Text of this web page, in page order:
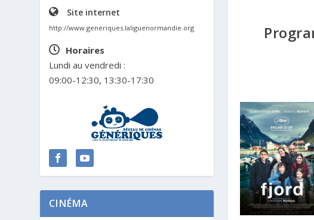
Site internet
http://www.generiques.laliguenormandie.org
Horaires
Lundi au vendredi :
09:00-12:30, 13:30-17:30
CINÉMA